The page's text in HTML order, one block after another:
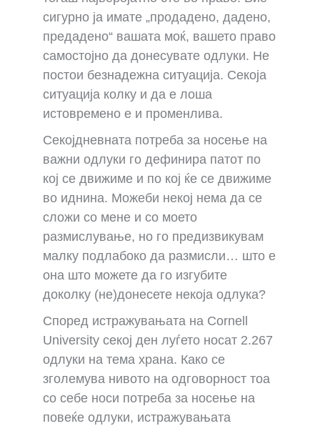
сигурно ја имате „продадено, дадено,
предадено“ вашата моќ, вашето право
самостојно да донесувате одлуки. Не
постои безнадежна ситуација. Секоја
ситуација колку и да е лоша
истовремено е и променлива.
Секојдневната потреба за носење на
важни одлуки го дефинира патот по
кој се движиме и по кој ќе се движиме
во иднина. Можеби некој нема да се
сложи со мене и со моето
размислување, но го предизвикувам
малку подлабоко да размисли… што е
она што можете да го изгубите
доколку (не)донесете некоја одлука?
Според истражувањата на Cornell
University секој ден луѓето носат 2.267
одлуки на тема храна. Како се
зголемува нивото на одговорност тоа
со себе носи потреба за носење на
повеќе одлуки, истражувањата